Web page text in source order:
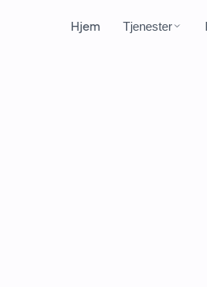
Hjem Tjenester